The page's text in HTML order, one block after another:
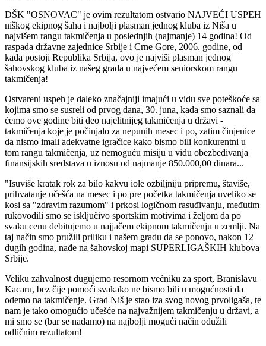
DŠK "OSNOVAC" je ovim rezultatom ostvario NAJVEĆI USPEH
niškog ekipnog šaha i najbolji plasman jednog kluba iz Niša u
najvišem rangu takmičenja u poslednjih (najmanje) 14 godina! Od
raspada državne zajednice Srbije i Crne Gore, 2006. godine, od
kada postoji Republika Srbija, ovo je najviši plasman jednog
šahovskog kluba iz našeg grada u najvećem seniorskom rangu
takmičenja!
Ostvareni uspeh je daleko značajniji imajući u vidu sve poteškoće sa
kojima smo se susreli od prvog dana, 30. juna, kada smo saznali da
ćemo ove godine biti deo najelitnijeg takmičenja u državi -
takmičenja koje je počinjalo za nepunih mesec i po, zatim činjenice
da nismo imali adekvatne igračice kako bismo bili konkurentni u
tom rangu takmičenja, uz nemoguću misiju u vidu obezbeđivanja
finansijskih sredstava u iznosu od najmanje 850.000,00 dinara...
"Isuviše kratak rok za bilo kakvu iole ozbiljniju pripremu, štaviše,
prihvatanje učešća na mesec i po pre početka takmičenja uveliko se
kosi sa "zdravim razumom" i prkosi logičnom rasuđivanju, međutim
rukovodili smo se isključivo sportskim motivima i željom da po
svaku cenu debitujemo u najjačem ekipnom takmičenju u zemlji. Na
taj način smo pružili priliku i našem gradu da se ponovo, nakon 12
dugih godina, nađe na šahovskoj mapi SUPERLIGAŠKIH klubova
Srbije.
Veliku zahvalnost dugujemo resornom većniku za sport, Branislavu
Kacaru, bez čije pomoći svakako ne bismo bili u mogućnosti da
odemo na takmičenje. Grad Niš je stao iza svog novog prvoligaša, te
nam je tako omogućio učešće na najvažnijem takmičenju u državi, a
mi smo se (bar se nadamo) na najbolji mogući način odužili
odličnim rezultatom!